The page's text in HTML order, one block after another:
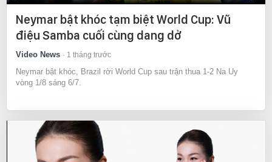
Neymar bật khóc tạm biệt World Cup: Vũ
điệu Samba cuối cùng dang dở
Video News 1 tháng trước
Neymar bật khóc, Brazil rời World Cup sau trận thua 1-2 Na Uy
vòng 1/8 sáng 6/7.